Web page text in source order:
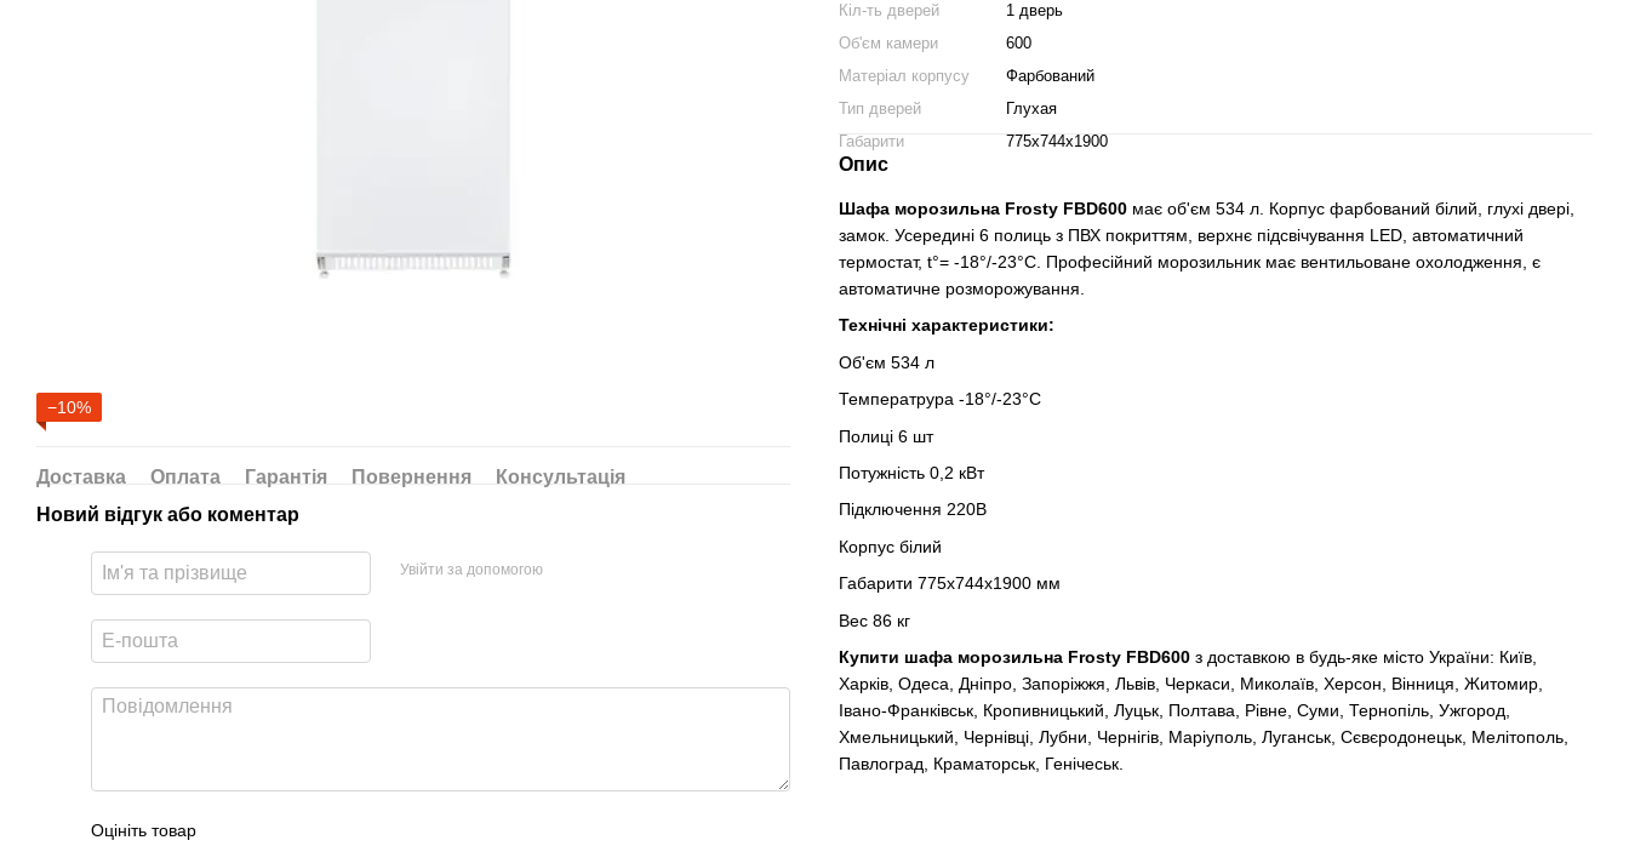
−10%
Доставка Оплата Гарантія Повернення
Консультація
Новий відгук або коментар
Увійти за допомогою
Оцініть товар
Кіл-ть дверей
1 дверь
Об'єм камери
600
Матеріал корпусу
Фарбований
Тип дверей
Глухая
Габарити
775х744х1900
Опис
Шафа морозильна Frosty FBD600 має об'єм 534 л. Корпус фарбований білий, глухі двері,
замок. Усередині 6 полиць з ПВХ покриттям, верхнє підсвічування LED, автоматичний
термостат, t°= -18°/-23°C. Професійний морозильник має вентильоване охолодження, є
автоматичне розморожування.
Технічні характеристики:
Об'єм 534 л
Температрура -18°/-23°C
Полиці 6 шт
Потужність 0,2 кВт
Підключення 220В
Корпус білий
Габарити 775х744х1900 мм
Вес 86 кг
Купити шафа морозильна Frosty FBD600 з доставкою в будь-яке місто України: Київ,
Харків, Одеса, Дніпро, Запоріжжя, Львів, Черкаси, Миколаїв, Херсон, Вінниця, Житомир,
Івано-Франківськ, Кропивницький, Луцьк, Полтава, Рівне, Суми, Тернопіль, Ужгород,
Хмельницький, Чернівці, Лубни, Чернігів, Маріуполь, Луганськ, Сєвєродонецьк, Мелітополь,
Павлоград, Краматорськ, Генічеськ.